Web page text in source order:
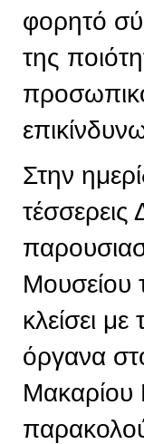
φορητό
της
Στην
Μουσείου
κλείσει
όργανα
Μακαρίου